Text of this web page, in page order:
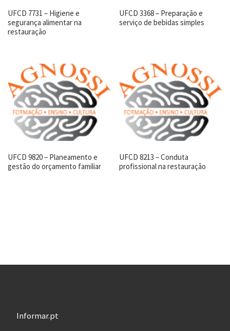
UFCD 7731 – Higiene e
segurança alimentar na
restauração
UFCD 3368 – Preparação e
serviço de bebidas simples
UFCD 9820 – Planeamento e
gestão do orçamento familiar
UFCD 8213 – Conduta
profissional na restauração
Informar.pt